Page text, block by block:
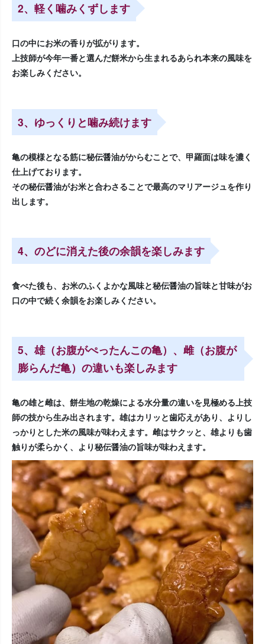
2、軽く噛みくずします
口の中にお米の香りが拡がります。
上技師が今年一番と選んだ餅米から生まれるあられ本来の風味を
お楽しみください。
3、ゆっくりと噛み続けます
亀の模様となる筋に秘伝醤油がからむことで、甲羅面は味を濃く
仕上げております。
その秘伝醤油がお米と合わさることで最高のマリアージュを作り
出します。
4、のどに消えた後の余韻を楽しみます
食べた後も、お米のふくよかな風味と秘伝醤油の旨味と甘味がお
口の中で続く余韻をお楽しみください。
5、雄（お腹がぺったんこの亀）、雌（お腹が
膨らんだ亀）の違いも楽しみます
亀の雄と雌は、餅生地の乾燥による水分量の違いを見極める上技
師の技から生み出されます。雄はカリッと歯応えがあり、よりし
っかりとした米の風味が味わえます。雌はサクッと、雄よりも歯
触りが柔らかく、より秘伝醤油の旨味が味わえます。